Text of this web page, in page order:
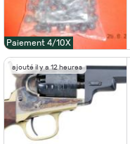
Paiement 4/10X
ajouté il y a 12 heures